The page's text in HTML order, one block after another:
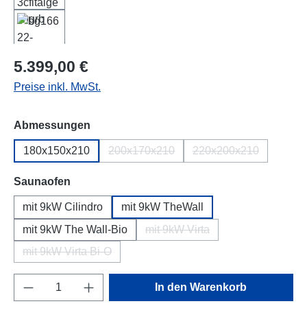
Regulärer Preis:
5.399,00 €
Preise inkl. MwSt.
Abmessungen
180x150x210 200x170x210 220x200x210
Saunaofen
mit 9kW Cilindro
mit 9kW TheWall
mit 9kW The Wall-Bio
mit 9kW Virta
(Diese Option ist zurzeit nicht
mit 9kW Virta Bi-O
(Diese Option ist zurzeit nicht verfügbar.)
Produkt Anzahl: Gib den gewünschten
In den Warenkorb